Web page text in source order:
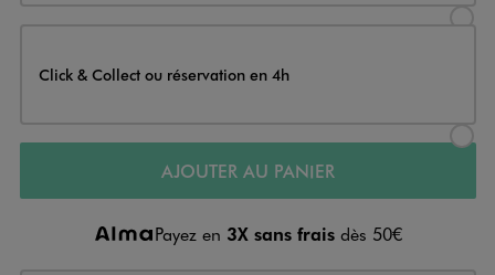
Click & Collect ou réservation en 4h
AJOUTER AU PANIER
Payez en 3X sans frais dès 50€